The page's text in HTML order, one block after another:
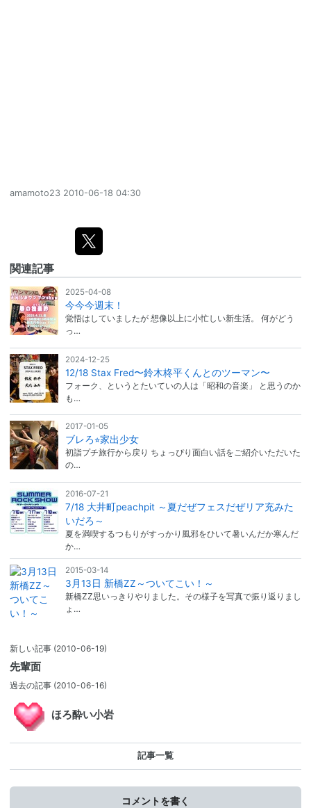
amamoto23 2010-06-18 04:30
関連記事
2025-04-08
今今今週末！
覚悟はしていましたが 想像以上に小忙しい新生活。 何がどう
っ…
2024-12-25
12/18 Stax Fred〜鈴木柊平くんとのツーマン〜
フォーク、というとたいていの人は「昭和の音楽」 と思うのか
も…
2017-01-05
ブレろ⭐︎家出少女
初詣プチ旅行から戻り ちょっぴり面白い話をご紹介いただいた
の…
2016-07-21
7/18 大井町peachpit ～夏だぜフェスだぜリア充みた
いだろ～
夏を満喫するつもりがすっかり風邪をひいて暑いんだか寒んだ
か…
2015-03-14
3月13日 新橋ZZ～ついてこい！～
新橋ZZ思いっきりやりました。その様子を写真で振り返りまし
ょ…
新しい記事 (2010-06-19)
先輩面
過去の記事 (2010-06-16)
ほろ酔い小岩
記事一覧
コメントを書く